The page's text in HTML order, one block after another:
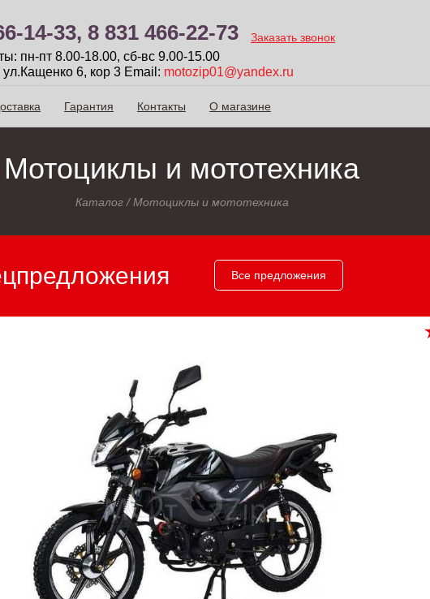
14-33, 8 831 466-22-73 Заказать звонок
пн-пт 8.00-18.00, сб-вc 9.00-15.00
6, кор 3 Email: motozip01@yandex.ru
Гарантия Контакты О магазине
Мотоциклы и мототехника
Каталог/Мотоциклы и мототехника
Все предложения